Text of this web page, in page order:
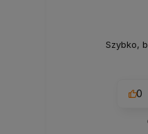
Szybko,
0